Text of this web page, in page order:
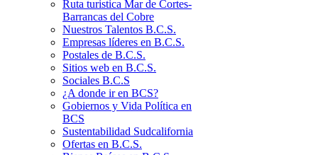
Ruta turistica Mar de Cortes-
Barrancas del Cobre
Nuestros Talentos B.C.S.
Empresas líderes en B.C.S.
Postales de B.C.S.
Sitios web en B.C.S.
Sociales B.C.S
¿A donde ir en BCS?
Gobiernos y Vida Política en
BCS
Sustentabilidad Sudcalifornia
Ofertas en B.C.S.